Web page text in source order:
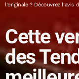
l’originale ? Découvrez
Cette
des